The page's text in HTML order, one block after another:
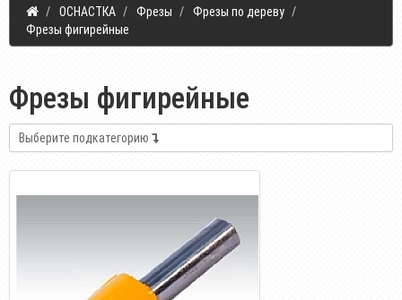
ОСНАСТКА Фрезы
Фрезы по дереву
Фрезы фигирейные
Фрезы фигирейные
Выберите подкатегорию